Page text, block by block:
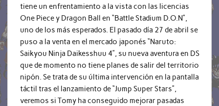
tiene un enfrentamiento a la vista con las licencias
One Piece y Dragon Ball en “Battle Stadium D.O.N”,
uno de los más esperados. El pasado día 27 de abril se
puso a la venta en el mercado japonés “Naruto:
Saikyou Ninja Daikesshuu 4”, su nueva aventura en DS
que de momento no tiene planes de salir del territorio
nipón. Se trata de su última intervención en la pantalla
táctil tras el lanzamiento de “Jump Super Stars”,
veremos si Tomy ha conseguido mejorar pasadas